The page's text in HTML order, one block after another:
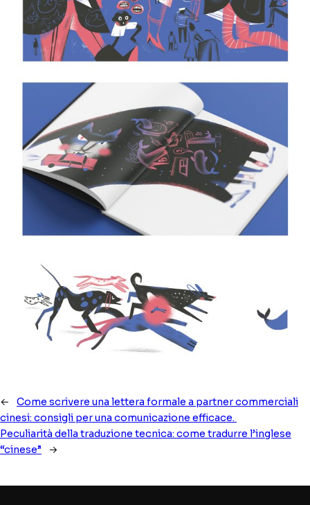
←
Come scrivere una lettera formale a partner commerciali
cinesi: consigli per una comunicazione efficace.
Peculiarità della traduzione tecnica: come tradurre l’inglese
“cinese”
→